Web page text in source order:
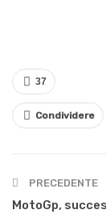
37
Condividere
PRECEDENTE
MotoGp,